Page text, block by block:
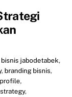
bisnis jabodetabek,
, branding bisnis,
,
,